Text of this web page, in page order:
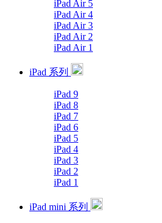
iPad Air 5
iPad Air 4
iPad Air 3
iPad Air 2
iPad Air 1
iPad 系列
iPad 9
iPad 8
iPad 7
iPad 6
iPad 5
iPad 4
iPad 3
iPad 2
iPad 1
iPad mini 系列